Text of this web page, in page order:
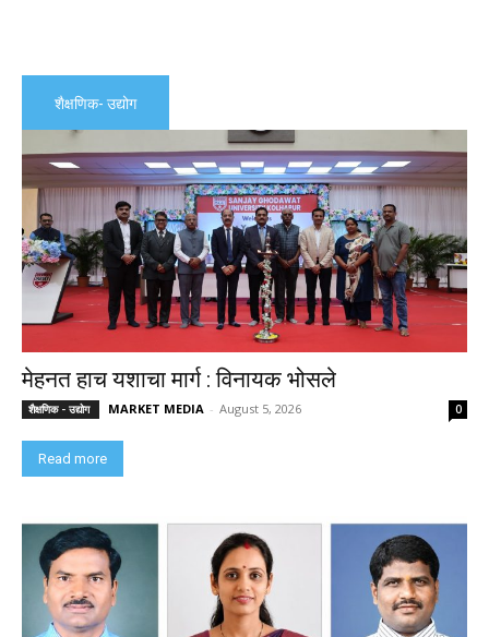
शैक्षणिक- उद्योग
मेहनत हाच यशाचा मार्ग : विनायक भोसले
शैक्षणिक - उद्योग MARKET MEDIA - August 5, 2026 0
Read more